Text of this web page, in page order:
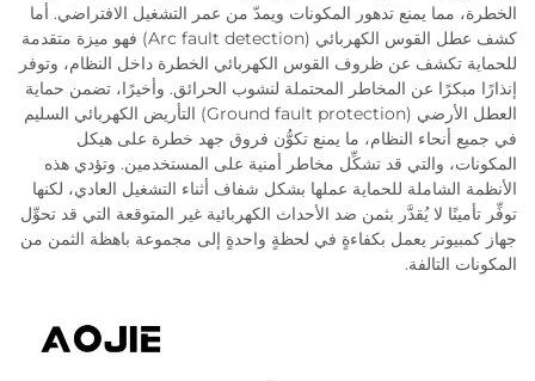
الخطرة، مما يمنع تدهور المكونات ويمدّ من عمر التشغيل الافتراضي. أما
كشف عطل القوس الكهربائي (Arc fault detection) فهو ميزة متقدمة
للحماية تكشف عن ظروف القوس الكهربائي الخطرة داخل النظام، وتوفر
إنذارًا مبكرًا عن المخاطر المحتملة لنشوب الحرائق. وأخيرًا، تضمن حماية
العطل الأرضي (Ground fault protection) التأريض الكهربائي السليم
في جميع أنحاء النظام، ما يمنع تكوُّن فروق جهد خطرة على هيكل
المكونات، والتي قد تشكِّل مخاطر أمنية على المستخدمين. وتؤدي هذه
الأنظمة الشاملة للحماية عملها بشكل شفاف أثناء التشغيل العادي، لكنها
توفِّر تأمينًا لا يُقدَّر بثمن ضد الأحداث الكهربائية غير المتوقعة التي قد تحوِّل
جهاز كمبيوتر يعمل بكفاءةٍ في لحظةٍ واحدةٍ إلى مجموعة باهظة الثمن من
المكونات التالفة.